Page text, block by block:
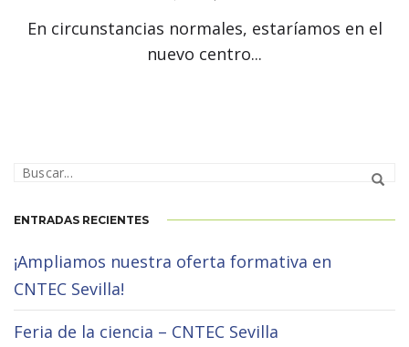
En circunstancias normales, estaríamos en el
nuevo centro...
ENTRADAS RECIENTES
¡Ampliamos nuestra oferta formativa en
CNTEC Sevilla!
Feria de la ciencia – CNTEC Sevilla